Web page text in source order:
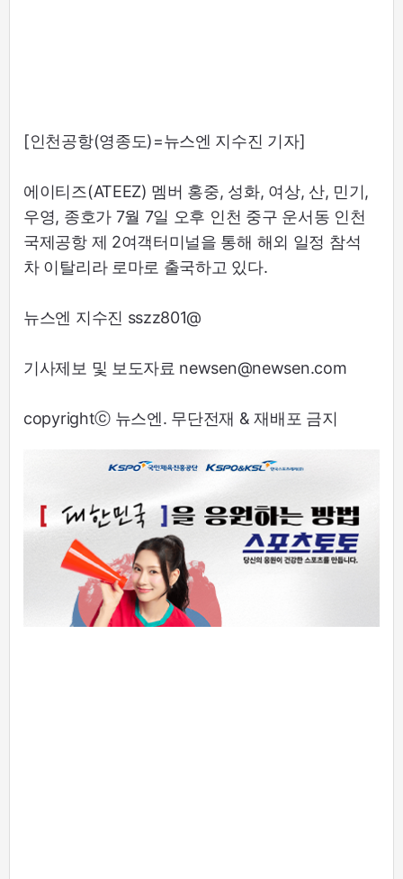
[인천공항(영종도)=뉴스엔 지수진 기자]
에이티즈(ATEEZ) 멤버 홍중, 성화, 여상, 산, 민기,
우영, 종호가 7월 7일 오후 인천 중구 운서동 인천
국제공항 제 2여객터미널을 통해 해외 일정 참석
차 이탈리라 로마로 출국하고 있다.
뉴스엔 지수진 sszz801@
기사제보 및 보도자료 newsen@newsen.com
copyrightⓒ 뉴스엔. 무단전재 & 재배포 금지